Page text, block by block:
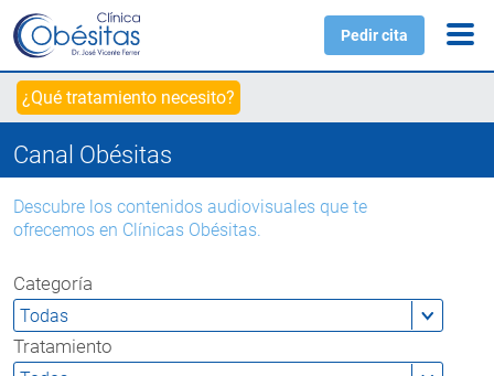
Pedir cita
¿Qué tratamiento necesito?
Canal Obésitas
Descubre los contenidos audiovisuales que te
ofrecemos en Clínicas Obésitas.
Categoría
Tratamiento